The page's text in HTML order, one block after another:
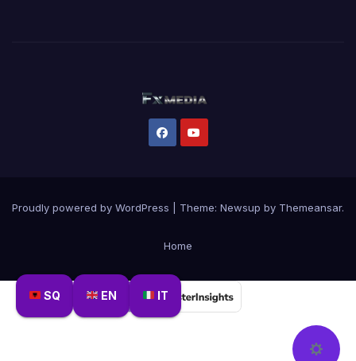
SQ EN IT
Proudly powered by WordPress Theme: Newsup by Themeansar.
Home